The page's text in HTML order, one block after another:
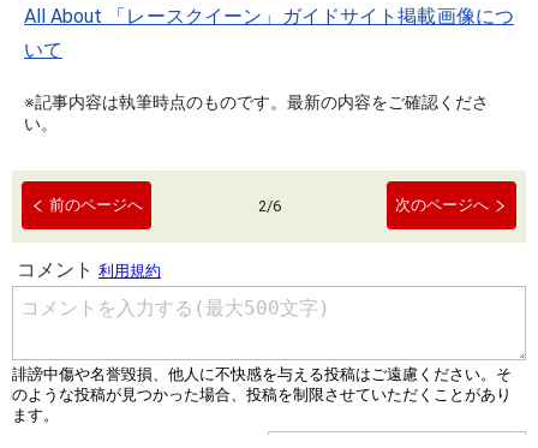
All About 「レースクイーン」ガイドサイト掲載画像につ
いて
※記事内容は執筆時点のものです。最新の内容をご確認くださ
い。
前のページへ 2/6 次のページへ